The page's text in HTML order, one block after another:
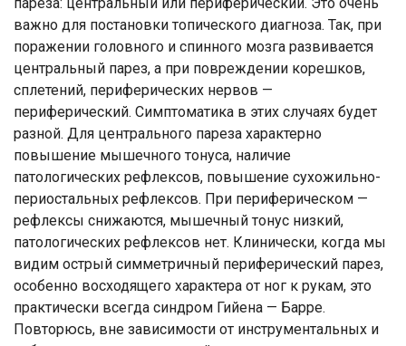
важно для постановки топического диагноза. Так, при
поражении головного и спинного мозга развивается
центральный парез, а при повреждении корешков,
сплетений, периферических нервов —
периферический. Симптоматика в этих случаях будет
разной. Для центрального пареза характерно
повышение мышечного тонуса, наличие
патологических рефлексов, повышение сухожильно-
периостальных рефлексов. При периферическом —
рефлексы снижаются, мышечный тонус низкий,
патологических рефлексов нет. Клинически, когда мы
видим острый симметричный периферический парез,
особенно восходящего характера от ног к рукам, это
практически всегда синдром Гийена — Барре.
Повторюсь, вне зависимости от инструментальных и